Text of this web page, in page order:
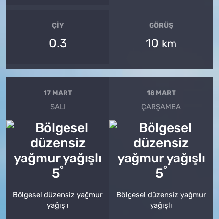
ÇIY
0.3
GÖRÜŞ
10 km
17 MART
SALI
5°
Bölgesel düzensiz yağmur
yağışlı
18 MART
ÇARŞAMBA
5°
Bölgesel düzensiz yağmur
yağışlı